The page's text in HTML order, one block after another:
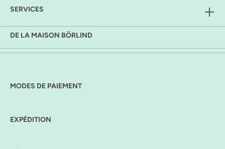
SERVICES
DE LA MAISON BÖRLIND
MODES DE PAIEMENT
EXPÉDITION